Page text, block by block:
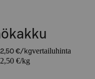
€/kgvertailuhinta
€/kg